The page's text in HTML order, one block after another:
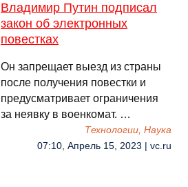
Владимир Путин подписал
закон об электронных
повестках
Он запрещает выезд из страны
после получения повестки и
предусматривает ограничения
за неявку в военкомат. …
Технологии, Наука
07:10, Апрель 15, 2023 | vc.ru